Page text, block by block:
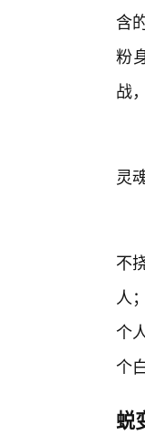
含
粉
战
灵
不
人
个
个
蜕